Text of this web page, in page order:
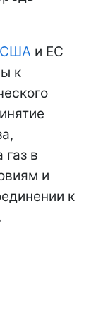
США и ЕС
к
в
и
к